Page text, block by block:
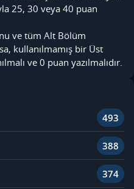
25, 30 veya 40 puan
ve tüm Alt Bölüm
kullanılmamış bir Üst
ve 0 puan yazılmalıdır.
493
388
374